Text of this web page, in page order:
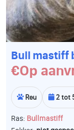
Bull mastiff
€Op
Reu 2 tot
Ras: Bullmastiff